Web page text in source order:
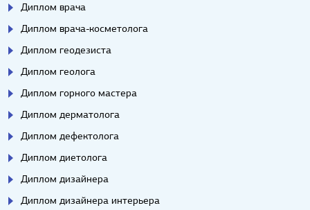
Диплом врача
Диплом врача-косметолога
Диплом геодезиста
Диплом геолога
Диплом горного мастера
Диплом дерматолога
Диплом дефектолога
Диплом диетолога
Диплом дизайнера
Диплом дизайнера интерьера